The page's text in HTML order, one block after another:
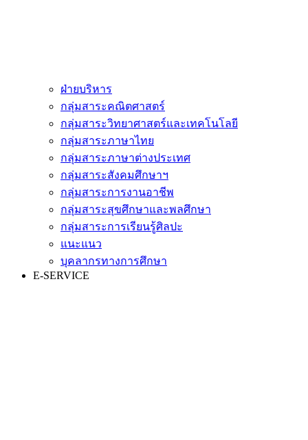
ฝ่ายบริหาร
กลุ่มสาระคณิตศาสตร์
กลุ่มสาระวิทยาศาสตร์และเทคโนโลยี
กลุ่มสาระภาษาไทย
กลุ่มสาระภาษาต่างประเทศ
กลุ่มสาระสังคมศึกษาฯ
กลุ่มสาระการงานอาชีพ
กลุ่มสาระสุขศึกษาและพลศึกษา
กลุ่มสาระการเรียนรู้ศิลปะ
แนะแนว
บุคลากรทางการศึกษา
E-SERVICE